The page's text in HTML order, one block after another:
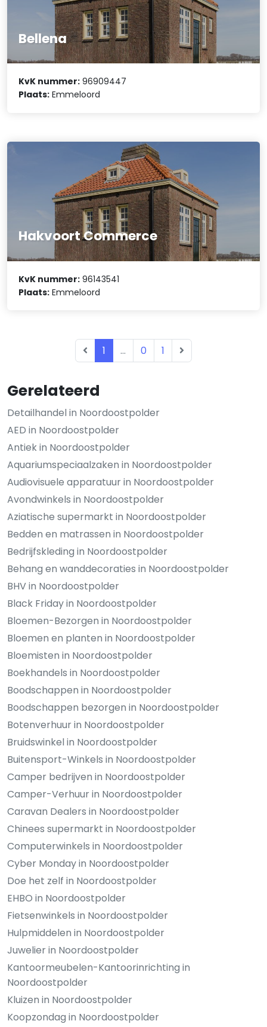
Gerelateerd
Detailhandel in Noordoostpolder
AED in Noordoostpolder
Antiek in Noordoostpolder
Aquariumspeciaalzaken in Noordoostpolder
Audiovisuele apparatuur in Noordoostpolder
Avondwinkels in Noordoostpolder
Aziatische supermarkt in Noordoostpolder
Bedden en matrassen in Noordoostpolder
Bedrijfskleding in Noordoostpolder
Behang en wanddecoraties in Noordoostpolder
BHV in Noordoostpolder
Black Friday in Noordoostpolder
Bloemen-Bezorgen in Noordoostpolder
Bloemen en planten in Noordoostpolder
Bloemisten in Noordoostpolder
Boekhandels in Noordoostpolder
Boodschappen in Noordoostpolder
Boodschappen bezorgen in Noordoostpolder
Botenverhuur in Noordoostpolder
Bruidswinkel in Noordoostpolder
Buitensport-Winkels in Noordoostpolder
Camper bedrijven in Noordoostpolder
Camper-Verhuur in Noordoostpolder
Caravan Dealers in Noordoostpolder
Chinees supermarkt in Noordoostpolder
Computerwinkels in Noordoostpolder
Cyber Monday in Noordoostpolder
Doe het zelf in Noordoostpolder
EHBO in Noordoostpolder
Fietsenwinkels in Noordoostpolder
Hulpmiddelen in Noordoostpolder
Juwelier in Noordoostpolder
Kantoormeubelen-Kantoorinrichting in
Noordoostpolder
Kluizen in Noordoostpolder
Koopzondag in Noordoostpolder
Bellena
KvK nummer: 96909447
Plaats: Emmeloord
Hakvoort Commerce
KvK nummer: 96143541
Plaats: Emmeloord
1 ... 0 1